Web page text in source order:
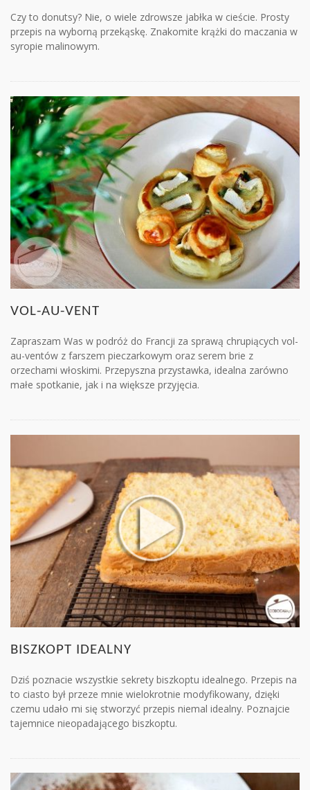
Czy to donutsy? Nie, o wiele zdrowsze jabłka w cieście. Prosty
przepis na wyborną przekąskę. Znakomite krążki do maczania w
syropie malinowym.
VOL-AU-VENT
Zapraszam Was w podróż do Francji za sprawą chrupiących vol-
au-ventów z farszem pieczarkowym oraz serem brie z
orzechami włoskimi. Przepyszna przystawka, idealna zarówno
małe spotkanie, jak i na większe przyjęcia.
BISZKOPT IDEALNY
Dziś poznacie wszystkie sekrety biszkoptu idealnego. Przepis na
to ciasto był przeze mnie wielokrotnie modyfikowany, dzięki
czemu udało mi się stworzyć przepis niemal idealny. Poznajcie
tajemnice nieopadającego biszkoptu.